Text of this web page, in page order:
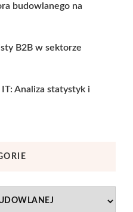
budowlanego na
B2B w sektorze
Analiza statystyk i